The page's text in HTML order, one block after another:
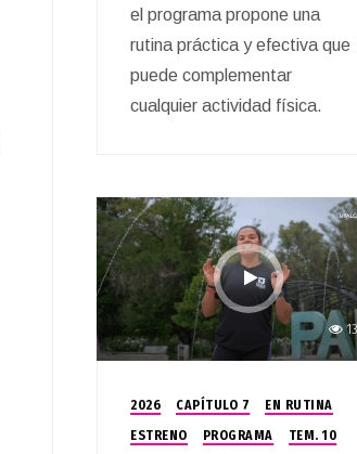
el programa propone una
rutina práctica y efectiva que
puede complementar
cualquier actividad física.
2026 CAPÍTULO 7
EN RUTINA
ESTRENO
PROGRAMA TEM. 10